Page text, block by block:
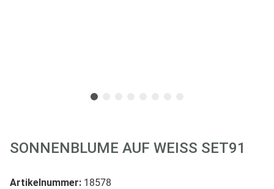
SONNENBLUME AUF WEISS SET91
Artikelnummer: 18578